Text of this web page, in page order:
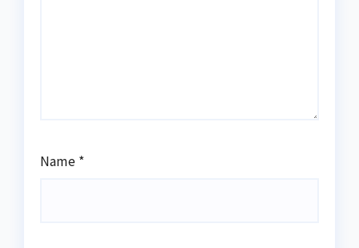
Name *